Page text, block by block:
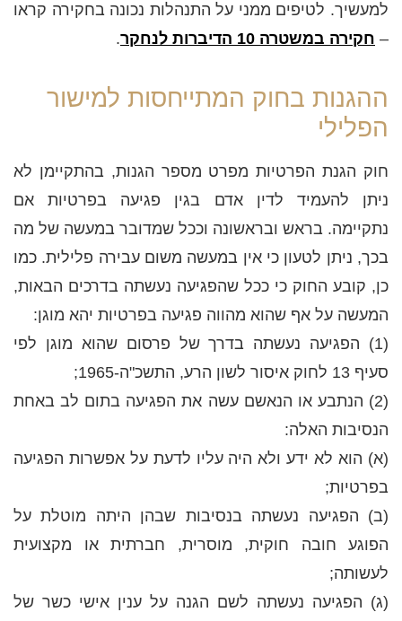
למעשיך. לטיפים ממני על התנהלות נכונה בחקירה קראו
– חקירה במשטרה 10 הדיברות לנחקר .
ההגנות בחוק המתייחסות למישור
הפלילי
חוק הגנת הפרטיות מפרט מספר הגנות, בהתקיימן לא
ניתן להעמיד לדין אדם בגין פגיעה בפרטיות אם
נתקיימה. בראש ובראשונה וככל שמדובר במעשה של מה
בכך, ניתן לטעון כי אין במעשה משום עבירה פלילית. כמו
כן, קובע החוק כי ככל שהפגיעה נעשתה בדרכים הבאות,
המעשה על אף שהוא מהווה פגיעה בפרטיות יהא מוגן:
(1) הפגיעה נעשתה בדרך של פרסום שהוא מוגן לפי
סעיף 13 לחוק איסור לשון הרע, התשכ"ה-1965;
(2) הנתבע או הנאשם עשה את הפגיעה בתום לב באחת
הנסיבות האלה:
(א) הוא לא ידע ולא היה עליו לדעת על אפשרות הפגיעה
בפרטיות;
(ב) הפגיעה נעשתה בנסיבות שבהן היתה מוטלת על
הפוגע חובה חוקית, מוסרית, חברתית או מקצועית
לעשותה;
(ג) הפגיעה נעשתה לשם הגנה על ענין אישי כשר של